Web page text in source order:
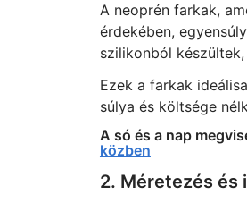
A neoprén farkak,
érdekében,
szilikonból
Ezek a farkak
súlya és költsége
A só és a nap
közben
2. Méretezés és